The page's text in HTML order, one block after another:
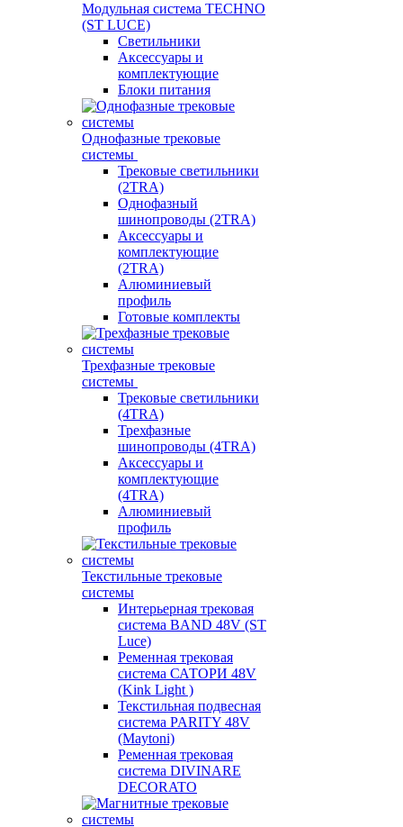
Модульная система TECHNO
(ST LUCE)
Светильники
Аксессуары и
комплектующие
Блоки питания
Однофазные трековые
системы
Трековые светильники
(2TRA)
Однофазный
шинопроводы (2TRA)
Аксессуары и
комплектующие
(2TRA)
Алюминиевый
профиль
Готовые комплекты
Трехфазные трековые
системы
Трековые светильники
(4TRA)
Трехфазные
шинопроводы (4TRA)
Аксессуары и
комплектующие
(4TRA)
Алюминиевый
профиль
Текстильные трековые
системы
Интерьерная трековая
система BAND 48V (ST
Luce)
Ременная трековая
система САТОРИ 48V
(Kink Light )
Текстильная подвесная
система PARITY 48V
(Maytoni)
Ременная трековая
система DIVINARE
DECORATO